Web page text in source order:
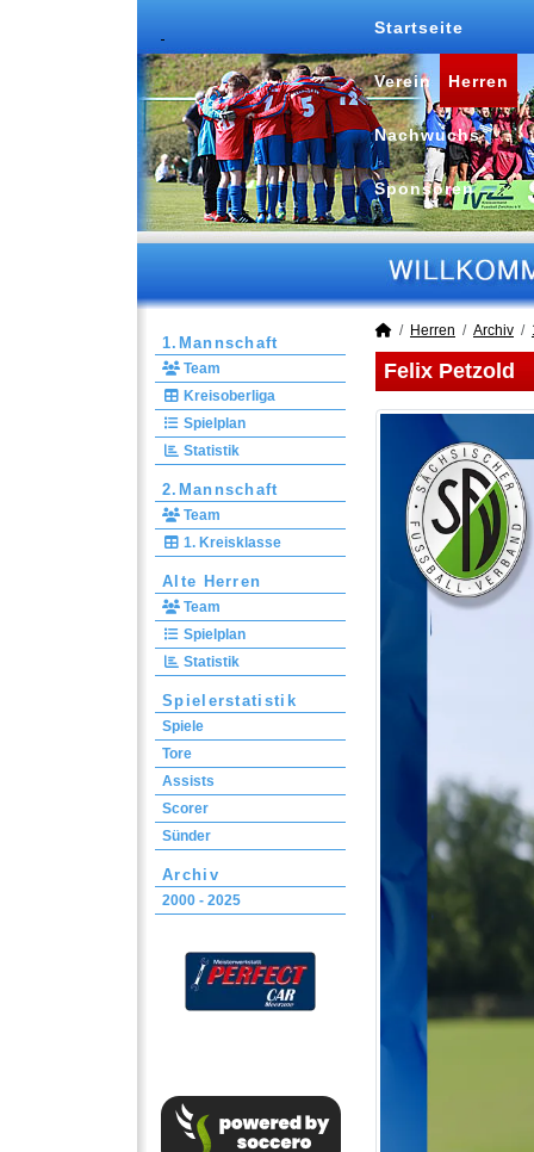
Startseite
Verein Herren
Nachwuchs
Sponsoren
1.Mannschaft
Team
Kreisoberliga
Spielplan
Statistik
2.Mannschaft
Team
1. Kreisklasse
Alte Herren
Team
Spielplan
Statistik
Spielerstatistik
Spiele
Tore
Assists
Scorer
Sünder
Archiv
2000 - 2025
Herren Archiv
Felix Petzold